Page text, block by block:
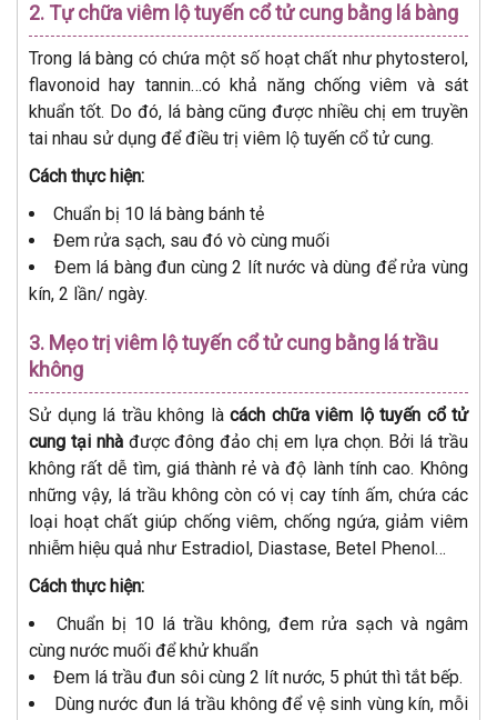
2. Tự chữa viêm lộ tuyến cổ tử cung bằng lá bàng
Trong lá bàng có chứa một số hoạt chất như phytosterol,
flavonoid hay tannin…có khả năng chống viêm và sát
khuẩn tốt. Do đó, lá bàng cũng được nhiều chị em truyền
tai nhau sử dụng để điều trị viêm lộ tuyến cổ tử cung.
Cách thực hiện:
Chuẩn bị 10 lá bàng bánh tẻ
Đem rửa sạch, sau đó vò cùng muối
Đem lá bàng đun cùng 2 lít nước và dùng để rửa vùng
kín, 2 lần/ ngày.
3. Mẹo trị viêm lộ tuyến cổ tử cung bằng lá trầu
không
Sử dụng lá trầu không là cách chữa viêm lộ tuyến cổ tử
cung tại nhàđược đông đảo chị em lựa chọn. Bởi lá trầu
không rất dễ tìm, giá thành rẻ và độ lành tính cao. Không
những vậy, lá trầu không còn có vị cay tính ấm, chứa các
loại hoạt chất giúp chống viêm, chống ngứa, giảm viêm
nhiễm hiệu quả như Estradiol, Diastase, Betel Phenol…
Cách thực hiện:
Chuẩn bị 10 lá trầu không, đem rửa sạch và ngâm
cùng nước muối để khử khuẩn
Đem lá trầu đun sôi cùng 2 lít nước, 5 phút thì tắt bếp.
Dùng nước đun lá trầu không để vệ sinh vùng kín, mỗi